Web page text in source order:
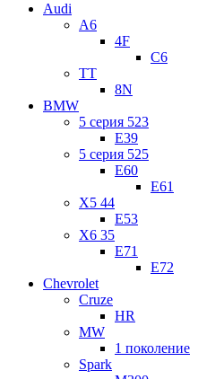
Audi
A6
4F
C6
TT
8N
BMW
5 серия 523
E39
5 серия 525
E60
E61
X5 44
E53
X6 35
E71
E72
Chevrolet
Cruze
HR
MW
1 поколение
Spark